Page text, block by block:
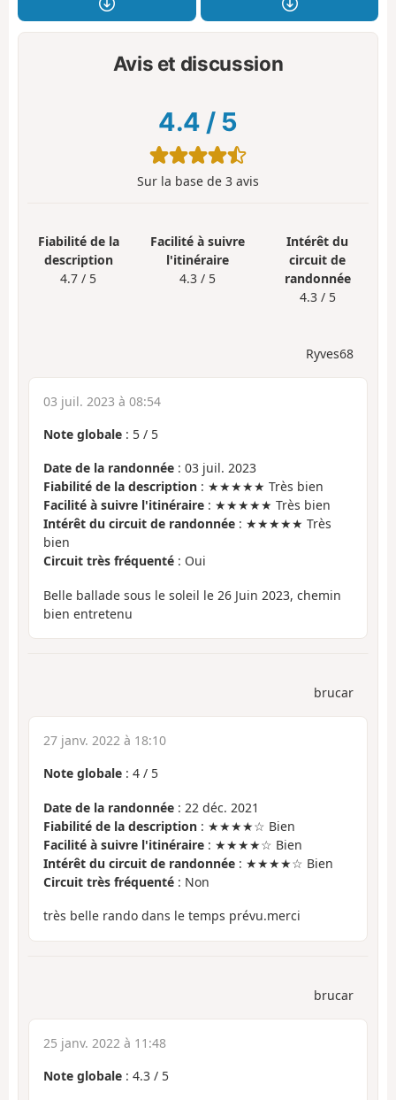
Avis et discussion
4.4 / 5
Sur la base de 3 avis
Fiabilité de la
description
4.7 / 5
Facilité à suivre
l'itinéraire
4.3 / 5
Intérêt du
circuit de
randonnée
4.3 / 5
Ryves68
03 juil. 2023 à 08:54
Note globale : 5 / 5
Date de la randonnée : 03 juil. 2023
Fiabilité de la description : ★★★★★ Très bien
Facilité à suivre l'itinéraire : ★★★★★ Très bien
Intérêt du circuit de randonnée : ★★★★★ Très
bien
Circuit très fréquenté : Oui
Belle ballade sous le soleil le 26 Juin 2023, chemin
bien entretenu
brucar
27 janv. 2022 à 18:10
Note globale : 4 / 5
Date de la randonnée : 22 déc. 2021
Fiabilité de la description : ★★★★☆ Bien
Facilité à suivre l'itinéraire : ★★★★☆ Bien
Intérêt du circuit de randonnée : ★★★★☆ Bien
Circuit très fréquenté : Non
très belle rando dans le temps prévu.merci
brucar
25 janv. 2022 à 11:48
Note globale : 4.3 / 5